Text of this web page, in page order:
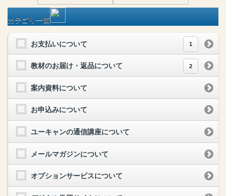
カテゴリ一覧
お支払いについて 1
教材のお届け・返品について 2
案内資料について
お申込みについて
ユーキャンの通信講座について
メールマガジンについて
オプションサービスについて